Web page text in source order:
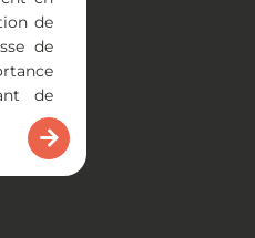
de
de
de